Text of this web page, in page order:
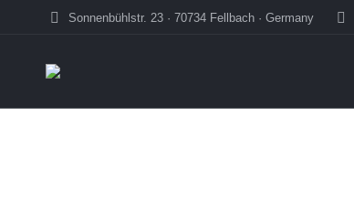
Sonnenbühlstr. 23 · 70734 Fellbach · Germany